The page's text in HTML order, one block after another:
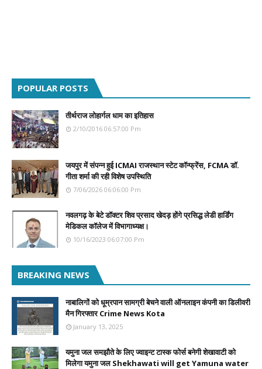
POPULAR POSTS
तीर्थराज लोहार्गल धाम का इतिहास
2/10/2016 06:57:00 Pm
जयपुर में संपन्न हुई ICMAI राजस्थान स्टेट कॉन्फ्रेंस, FCMA डॉ.
गीता शर्मा की रही विशेष उपस्थिति
7/06/2026 06:06:00 Pm
नवलगढ़ के बेटे डॉक्टर शिव प्रसाद खेदड़ होंगे प्रसिद्ध लेडी हार्डिंग
मेडिकल कॉलेज में विभागाध्यक्ष।
10/16/2023 06:07:00 Pm
BREAKING NEWS
नाबालिगों को धूम्रपान सामग्री बेचने वाली ऑनलाइन कंपनी का डिलीवरी
मैन गिरफ्तार Crime News Kota
January 13, 2025
यमुना जल समझौते के लिए ज्वाइन्ट टास्क फोर्स बनेगी शेखावाटी को
मिलेगा यमुना जल Shekhawati will get Yamuna water